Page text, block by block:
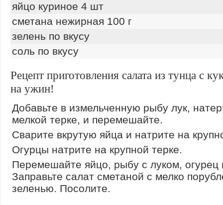
яйцо куриное 4 шт
сметана нежирная 100 г
зелень по вкусу
соль по вкусу
Рецепт приготовления салата из тунца с
на ужин!
Добавьте в измельченную рыбу лук,
мелкой терке, и перемешайте.
Сварите вкрутую яйца и натрите на
Огурцы натрите на крупной терке.
Перемешайте яйцо, рыбу с луком, огурец
Заправьте салат сметаной с мелко
зеленью. Посолите.